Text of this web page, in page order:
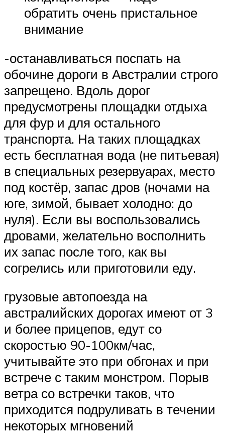
обратить очень пристальное
внимание
-останавливаться поспать на
обочине дороги в Австралии строго
запрещено. Вдоль дорог
предусмотрены площадки отдыха
для фур и для остального
транспорта. На таких площадках
есть бесплатная вода (не питьевая)
в специальных резервуарах, место
под костёр, запас дров (ночами на
юге, зимой, бывает холодно: до
нуля). Если вы воспользовались
дровами, желательно восполнить
их запас после того, как вы
согрелись или приготовили еду.
грузовые автопоезда на
австралийских дорогах имеют от 3
и более прицепов, едут со
скоростью 90-100км/час,
учитывайте это при обгонах и при
встрече с таким монстром. Порыв
ветра со встречки таков, что
приходится подруливать в течении
некоторых мгновений